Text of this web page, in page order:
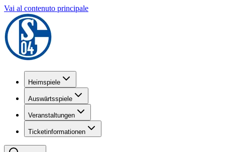
Vai al contenuto principale
Heimspiele
Auswärtsspiele
Veranstaltungen
Ticketinformationen